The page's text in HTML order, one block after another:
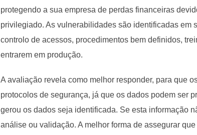
protegendo a sua empresa de perdas financeiras
privilegiado. As vulnerabilidades são identificadas em
controlo de acessos, procedimentos bem definidos,
entrarem em produção.
A avaliação revela como melhor responder, para que
protocolos de segurança, já que os dados podem ser
gerou os dados seja identificada. Se esta informação
análise ou validação. A melhor forma de assegurar